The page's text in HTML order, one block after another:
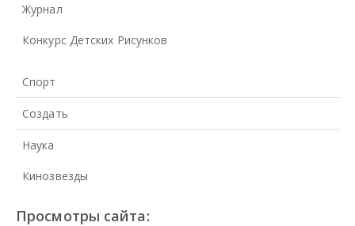
Журнал
Конкурс Детских Рисунков
Спорт
Создать
Наука
Кинозвезды
Просмотры сайта: